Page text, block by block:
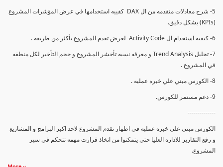
5- شرح معادلات متقدمه من ال DAX كفييه استخدامها في عرض المؤشرات المشروع
(KPIs) بشكل دقيق.
6- كيفيه استخدام ال Activity Code لعرض تقدم المشروع بأكثر من طريقه .
7- تحليل Trend Analysis و معرفه نسبه تأخشر المشروع و حجم التأخير لكل منطقه
في المشروع .
8- الكورس مبني علي خبره عمليه .
9- دعم مستمر للكورس.
--------------
الكورس مبني علي خبره عمليه في اظهار تقدم المشروع لاحد اكبر البرامج و المشاريع
و رفع التقارير للاداره العليا حتي يتمكنوا من اتخاذ قرارت مهمه تتحكم في سير
المشروع.